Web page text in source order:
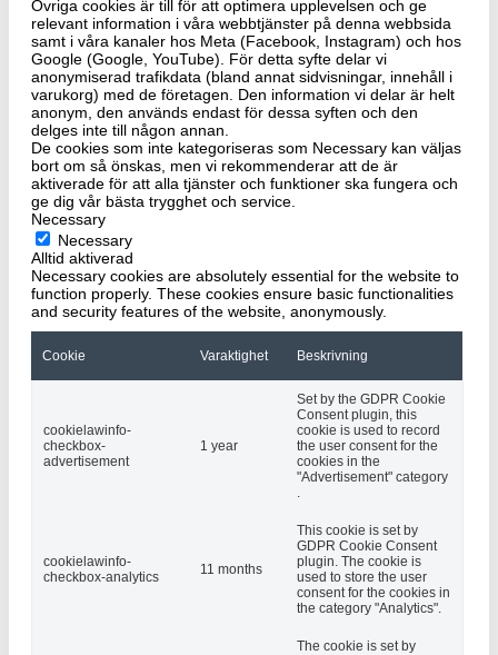
Övriga cookies är till för att optimera upplevelsen och ge
relevant information i våra webbtjänster på denna webbsida
samt i våra kanaler hos Meta (Facebook, Instagram) och hos
Google (Google, YouTube). För detta syfte delar vi
anonymiserad trafikdata (bland annat sidvisningar, innehåll i
varukorg) med de företagen. Den information vi delar är helt
anonym, den används endast för dessa syften och den
delges inte till någon annan.
De cookies som inte kategoriseras som Necessary kan väljas
bort om så önskas, men vi rekommenderar att de är
aktiverade för att alla tjänster och funktioner ska fungera och
ge dig vår bästa trygghet och service.
Necessary
Necessary
Alltid aktiverad
Necessary cookies are absolutely essential for the website to
function properly. These cookies ensure basic functionalities
and security features of the website, anonymously.
Cookie Varaktighet Beskrivning
cookielawinfo-
checkbox-
advertisement
1 year
Set by the GDPR Cookie
Consent plugin, this
cookie is used to record
the user consent for the
cookies in the
"Advertisement" category
cookielawinfo-
checkbox-analytics
11 months
This cookie is set by
GDPR Cookie Consent
plugin. The cookie is
used to store the user
consent for the cookies in
the category "Analytics".
The cookie is set by